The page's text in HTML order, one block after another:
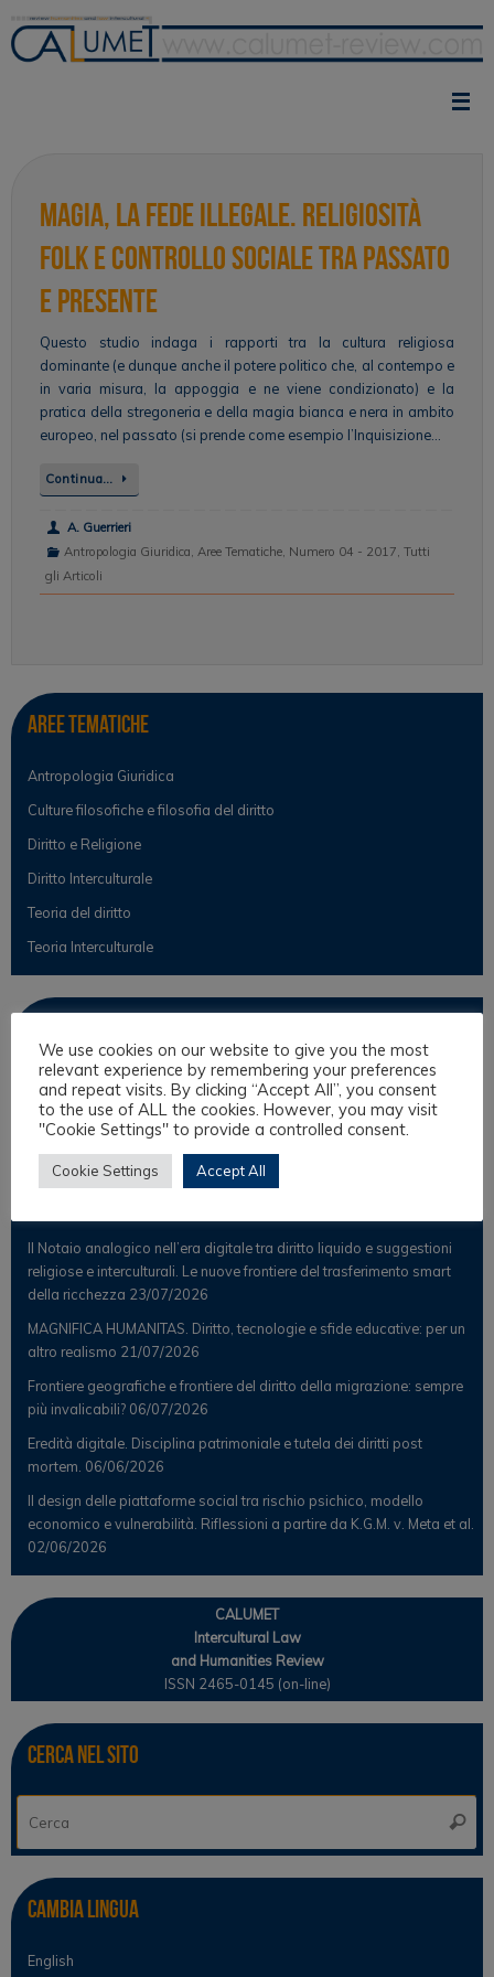
contenuto
Magia, la fede illegale. Religiosità
folk e controllo sociale tra passato
e presente
Questo studio indaga i rapporti tra la cultura religiosa
dominante (e dunque anche il potere politico che, al contempo e
in varia misura, la appoggia e ne viene condizionato) e la
pratica della stregoneria e della magia bianca e nera in ambito
europeo, nel passato (si prende come esempio l’Inquisizione…
Continua…
A. Guerrieri
Antropologia Giuridica, Aree Tematiche, Numero 04 - 2017, Tutti
gli Articoli
Aree tematiche
Antropologia Giuridica
Culture filosofiche e filosofia del diritto
Diritto e Religione
Diritto Interculturale
Teoria del diritto
Teoria Interculturale
Notizie
Osservatorio Scientifico
Post Recenti
Il Notaio analogico nell’era digitale tra diritto liquido e suggestioni
religiose e interculturali. Le nuove frontiere del trasferimento smart
della ricchezza 23/07/2026
MAGNIFICA HUMANITAS. Diritto, tecnologie e sfide educative: per un
altro realismo 21/07/2026
Frontiere geografiche e frontiere del diritto della migrazione: sempre
più invalicabili? 06/07/2026
Eredità digitale. Disciplina patrimoniale e tutela dei diritti post
mortem. 06/06/2026
Il design delle piattaforme social tra rischio psichico, modello
economico e vulnerabilità. Riflessioni a partire da K.G.M. v. Meta et al.
02/06/2026
CALUMET
Intercultural Law
and Humanities Review
ISSN 2465-0145 (on-line)
Cerca nel sito
Cerca
Cambia lingua
English
We use cookies on our website to give you the most
relevant experience by remembering your preferences
and repeat visits. By clicking “Accept All”, you consent
to the use of ALL the cookies. However, you may visit
"Cookie Settings" to provide a controlled consent.
Cookie Settings Accept All